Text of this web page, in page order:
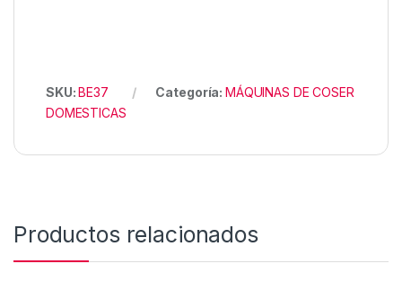
SKU:BE37 Categoría: MÁQUINAS DE COSER
DOMESTICAS
Productos relacionados